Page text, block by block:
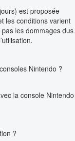
est proposée
les conditions varient
les dommages dus
Nintendo ?
la console Nintendo
?